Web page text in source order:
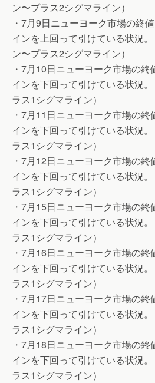
ン〜プラス2シグマライン）
・7月9日ニューヨーク市場の終
インを上回って引けている状況
ン〜プラス2シグマライン）
・7月10日ニューヨーク市場の
インを下回って引けている状況
ラス1シグマライン）
・7月11日ニューヨーク市場の
インを下回って引けている状況
ラス1シグマライン）
・7月12日ニューヨーク市場の
インを下回って引けている状況
ラス1シグマライン）
・7月15日ニューヨーク市場の
インを下回って引けている状況
ラス1シグマライン）
・7月16日ニューヨーク市場の
インを下回って引けている状況
ラス1シグマライン）
・7月17日ニューヨーク市場の
インを下回って引けている状況
ラス1シグマライン）
・7月18日ニューヨーク市場の
インを下回って引けている状況
ラス1シグマライン）